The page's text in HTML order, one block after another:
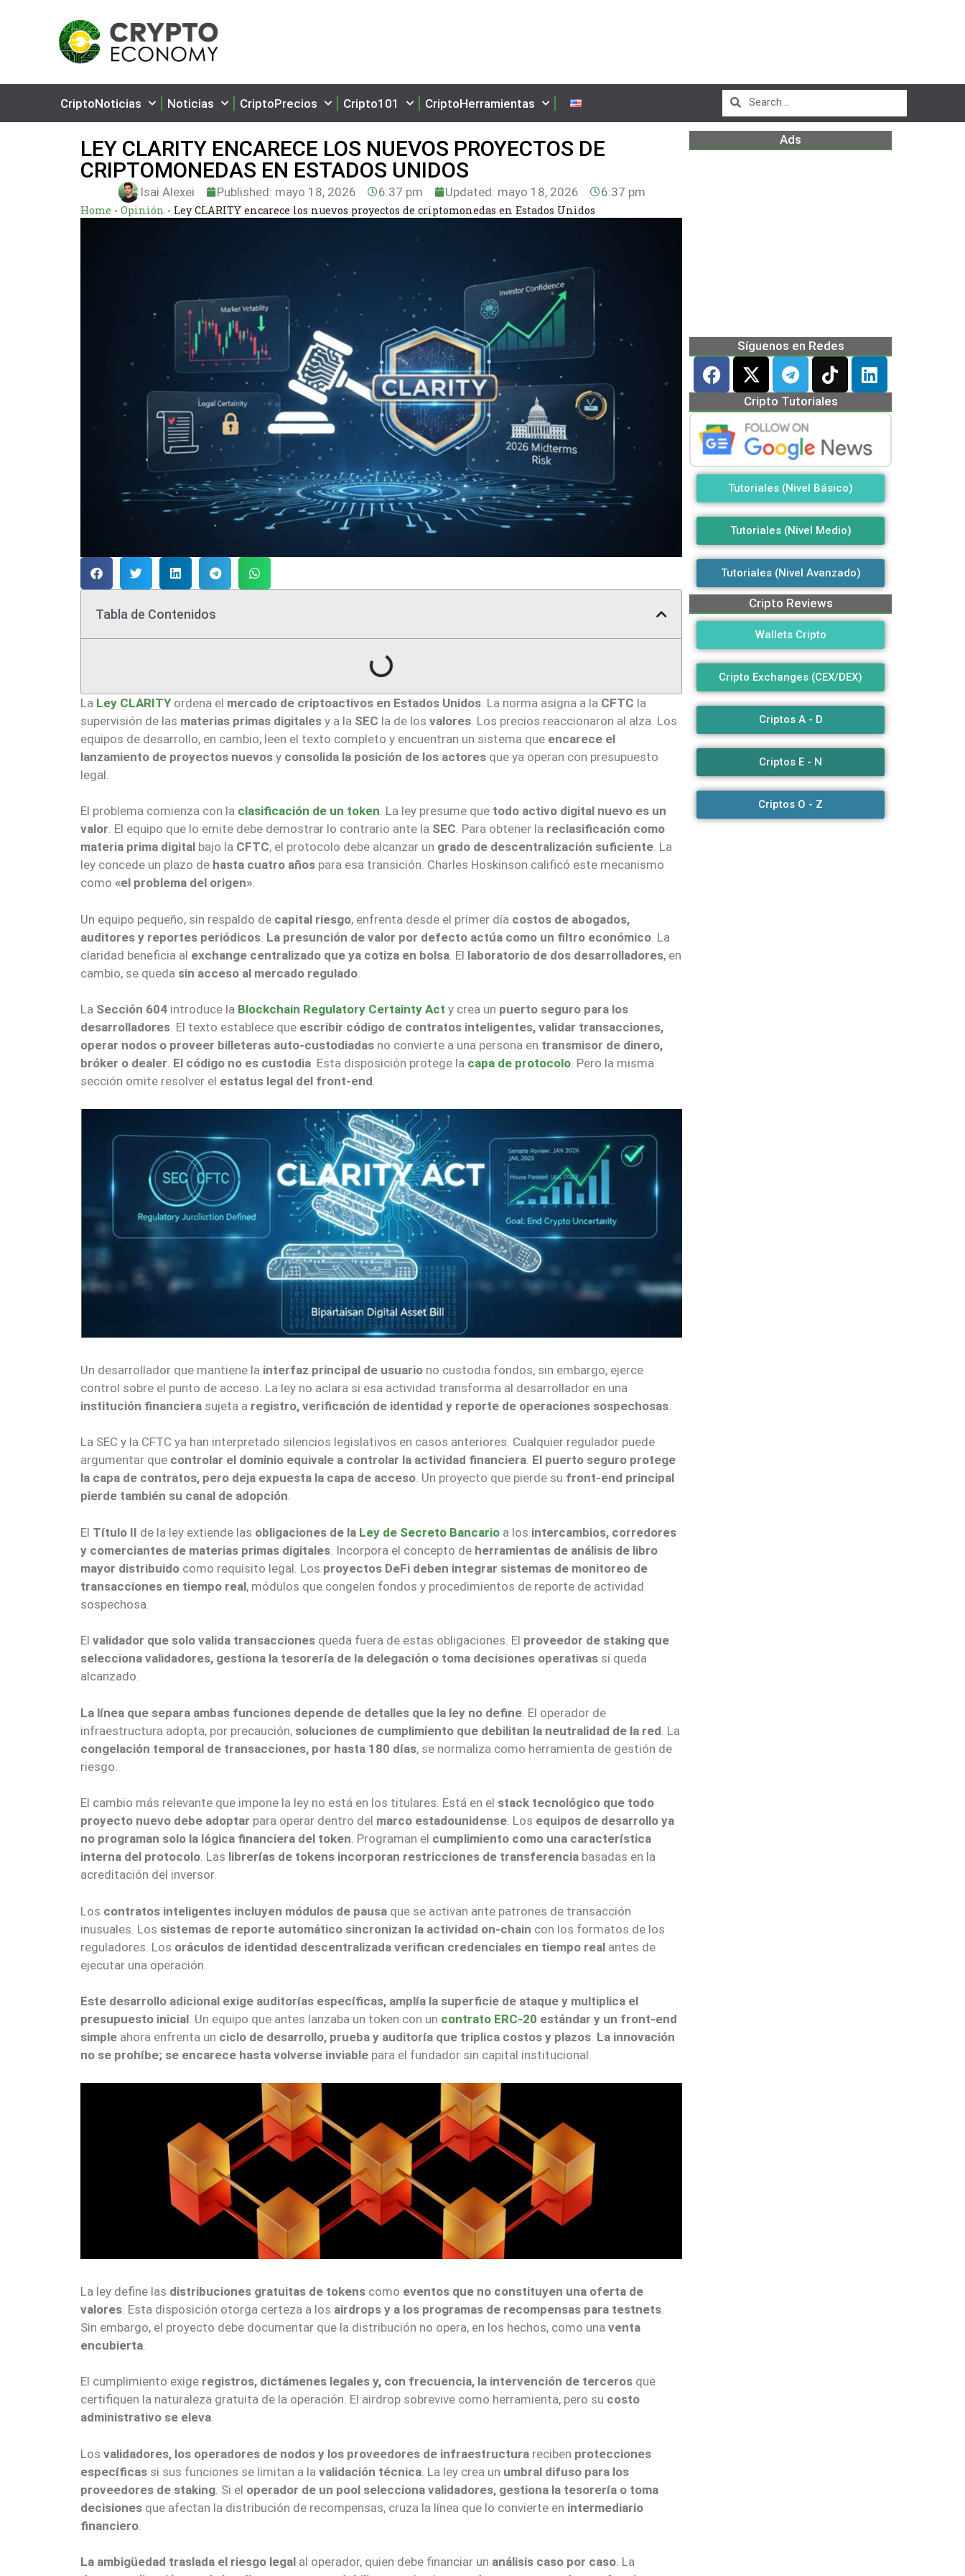
CriptoNoticias Noticias CriptoPrecios Cripto101 CriptoHerramientas
LEY CLARITY ENCARECE LOS NUEVOS PROYECTOS DE
CRIPTOMONEDAS EN ESTADOS UNIDOS
Isai Alexei Published: mayo 18, 2026 6:37 pm Updated: mayo 18, 2026 6:37 pm
Home - Opinión - Ley CLARITY encarece los nuevos proyectos de criptomonedas en Estados Unidos
Tabla de Contenidos
La Ley CLARITYordena el mercado de criptoactivos en Estados Unidos . La norma asigna a la CFTC la
supervisión de las materias primas digitales y a la SEC la de los valores . Los precios reaccionaron al alza. Los
equipos de desarrollo, en cambio, leen el texto completo y encuentran un sistema que encarece el
lanzamiento de proyectos nuevos y consolida la posición de los actores que ya operan con presupuesto
legal.
El problema comienza con la clasificación de un token. La ley presume que todo activo digital nuevo es un
valor. El equipo que lo emite debe demostrar lo contrario ante la SEC. Para obtener la reclasificación como
materia prima digital bajo la CFTC, el protocolo debe alcanzar un grado de descentralización suficiente. La
ley concede un plazo de hasta cuatro años para esa transición. Charles Hoskinson calificó este mecanismo
como «el problema del origen».
Un equipo pequeño, sin respaldo de capital riesgo, enfrenta desde el primer día costos de abogados,
auditores y reportes periódicos La presunción de valor por defecto actúa como un filtro económico . La
claridad beneficia al exchange centralizado que ya cotiza en bolsa . El laboratorio de dos desarrolladores, en
cambio, se queda sin acceso al mercado regulado
La Sección 604 introduce la Blockchain Regulatory Certainty Act y crea un puerto seguro para los
desarrolladores. El texto establece que escribir código de contratos inteligentes, validar transacciones,
operar nodos o proveer billeteras auto-custodiadas no convierte a una persona en transmisor de dinero,
bróker o dealer. El código no es custodia. Esta disposición protege la capa de protocolo. Pero la misma
sección omite resolver el estatus legal del front-end.
Un desarrollador que mantiene la interfaz principal de usuario no custodia fondos, sin embargo, ejerce
control sobre el punto de acceso. La ley no aclara si esa actividad transforma al desarrollador en una
institución financiera sujeta a registro, verificación de identidad y reporte de operaciones sospechosas
La SEC y la CFTC ya han interpretado silencios legislativos en casos anteriores. Cualquier regulador puede
argumentar que controlar el dominio equivale a controlar la actividad financiera. El puerto seguro protege
la capa de contratos, pero deja expuesta la capa de acceso. Un proyecto que pierde su front-end principal
pierde también su canal de adopción.
El Título II de la ley extiende las obligaciones de la Ley de Secreto Bancario a los intercambios, corredores
y comerciantes de materias primas digitales . Incorpora el concepto de herramientas de análisis de libro
mayor distribuido como requisito legal. Los proyectos DeFi deben integrar sistemas de monitoreo de
transacciones en tiempo real, módulos que congelen fondos y procedimientos de reporte de actividad
sospechosa.
El validador que solo valida transacciones queda fuera de estas obligaciones. El proveedor de staking que
selecciona validadores, gestiona la tesorería de la delegación o toma decisiones operativas sí queda
alcanzado.
La línea que separa ambas funciones depende de detalles que la ley no define . El operador de
infraestructura adopta, por precaución, soluciones de cumplimiento que debilitan la neutralidad de la red . La
congelación temporal de transacciones, por hasta 180 días, se normaliza como herramienta de gestión de
riesgo.
El cambio más relevante que impone la ley no está en los titulares. Está en el stack tecnológico que todo
proyecto nuevo debe adoptar para operar dentro del marco estadounidense. Los equipos de desarrollo ya
no programan solo la lógica financiera del token. Programan el cumplimiento como una característica
interna del protocolo. Las librerías de tokens incorporan restricciones de transferencia basadas en la
acreditación del inversor.
Los contratos inteligentes incluyen módulos de pausa que se activan ante patrones de transacción
inusuales. Los sistemas de reporte automático sincronizan la actividad on-chain con los formatos de los
reguladores. Los oráculos de identidad descentralizada verifican credenciales en tiempo real antes de
ejecutar una operación.
Este desarrollo adicional exige auditorías específicas, amplía la superficie de ataque y multiplica el
presupuesto inicial. Un equipo que antes lanzaba un token con un contrato ERC-20 estándar y un front-end
simple ahora enfrenta un ciclo de desarrollo, prueba y auditoría que triplica costos y plazos. La innovación
no se prohíbe; se encarece hasta volverse inviable para el fundador sin capital institucional.
La ley define las distribuciones gratuitas de tokens como eventos que no constituyen una oferta de
valores . Esta disposición otorga certeza a los airdrops y a los programas de recompensas para testnets
Sin embargo, el proyecto debe documentar que la distribución no opera, en los hechos, como una venta
encubierta
El cumplimiento exige registros, dictámenes legales y, con frecuencia, la intervención de terceros que
certifiquen la naturaleza gratuita de la operación. El airdrop sobrevive como herramienta, pero su costo
administrativo se eleva.
Los validadores, los operadores de nodos y los proveedores de infraestructura reciben protecciones
específicas si sus funciones se limitan a la validación técnica . La ley crea un umbral difuso para los
proveedores de staking . Si el operador de un pool selecciona validadores, gestiona la tesorería o toma
decisiones que afectan la distribución de recompensas, cruza la línea que lo convierte en intermediario
financiero
La ambigüedad traslada el riesgo legal al operador, quien debe financiar un análisis caso por caso. La
Ads
Síguenos en Redes
Cripto Tutoriales
Tutoriales (Nivel Básico)
Tutoriales (Nivel Medio)
Tutoriales (Nivel Avanzado)
Cripto Reviews
Wallets Cripto
Cripto Exchanges (CEX/DEX)
Criptos A - D
Criptos E - N
Criptos O - Z